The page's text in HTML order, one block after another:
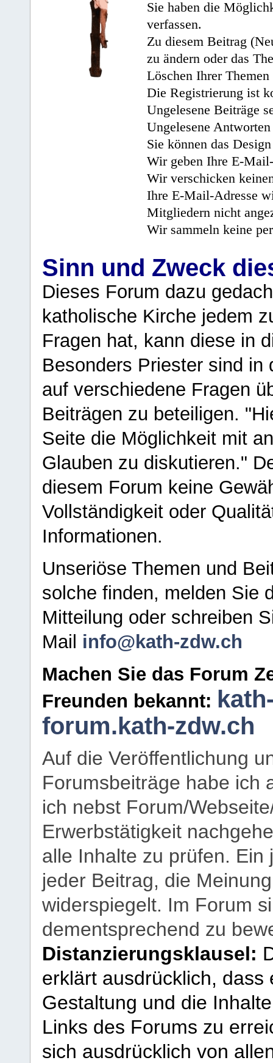
Sie haben die
verfassen.
Zu diesem Beitrag
zu ändern oder das
Löschen Ihrer
Die Registrierung ist
Ungelesene Beiträge
Ungelesene
Sie können das
Wir geben Ihre E-
Wir verschicken
Ihre E-Mail-Adresse
Mitgliedern nicht
Wir sammeln keine
Sinn und Zweck
Dieses Forum dazu
katholische Kirche jedem
Fragen hat, kann diese in
Besonders Priester sind in
auf verschiedene Fragen
Beiträgen zu beteiligen.
Seite die Möglichkeit mit
Glauben zu diskutieren."
diesem Forum keine
Vollständigkeit oder
Informationen.
Unseriöse Themen und
solche finden, melden Sie
Mitteilung oder schreiben
Mail info@kath-zdw.ch
Machen Sie das Forum
Freunden bekannt:
forum.kath-zdw.ch
Auf die Veröffentlichung
Forumsbeiträge habe ich
ich nebst Forum/
Erwerbstätigkeit
alle Inhalte zu prüfen.
jeder Beitrag, die
widerspiegelt. Im Forum
dementsprechend zu
Distanzierungsklausel:
erklärt ausdrücklich,
Gestaltung und die
Links des Forums zu
sich ausdrücklich von